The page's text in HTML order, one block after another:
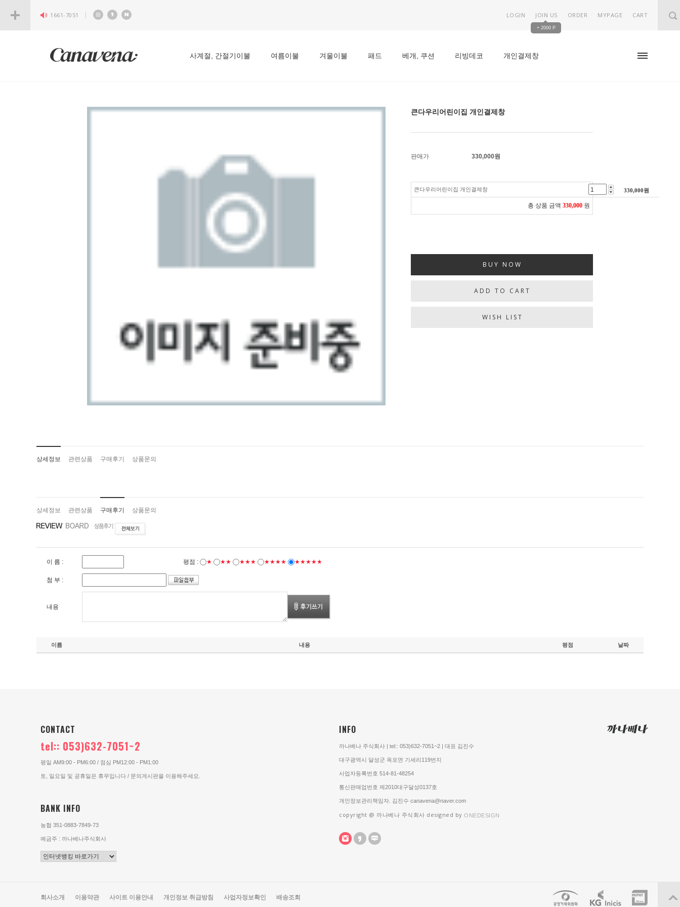
1661-7051 LOGIN JOIN US
+ 2000 P
ORDER MYPAGE CART
사계절, 간절기이불 여름이불 겨울이불 패드 베개, 쿠션 리빙데코 개인결제창
큰다우리어린이집 개인결제창
판매가 330,000원
큰다우리어린이집 개인결제창 330,000원
총 상품 금액 330,000 원
BUY NOW
ADD TO CART
WISH LIST
상세정보 관련상품 구매후기 상품문의
상세정보 관련상품 구매후기 상품문의
이 름 : 평점 : ★ ★★ ★★★ ★★★★ ★★★★★
첨 부 :
내용
이름 내용 평점 날짜
CONTACT
tel:: 053)632-7051~2
평일 AM9:00 - PM6:00 / 점심 PM12:00 - PM1:00
토, 일요일 및 공휴일은 휴무입니다 / 문의게시판을 이용해주세요.
BANK INFO
농협 351-0883-7849-73
예금주 : 까나베나주식회사
INFO
까나베나 주식회사 | tel:: 053)632-7051~2 | 대표 김진수
대구광역시 달성군 옥포면 기세리119번지
사업자등록번호 514-81-48254
통신판매업번호 제2010대구달성0137호
개인정보관리책임자. 김진수 canavena@naver.com
copyright @ 까나베나 주식회사 designed by ONEDESIGN
회사소개 이용약관 사이트 이용안내 개인정보 취급방침 사업자정보확인 배송조회